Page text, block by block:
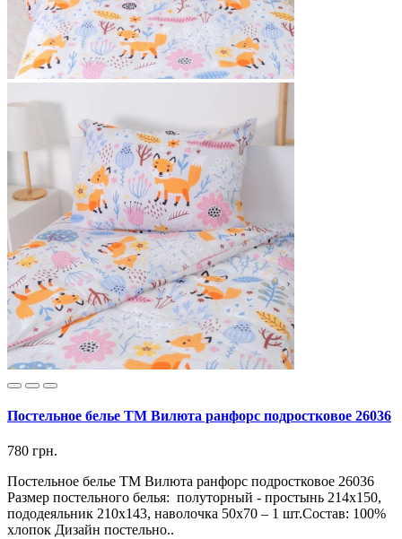
Постельное белье ТМ Вилюта ранфорс подростковое 26036
780 грн.
Постельное белье ТМ Вилюта ранфорс подростковое 26036
Размер постельного белья: полуторный - простынь 214х150,
пододеяльник 210х143, наволочка 50х70 – 1 шт. ​Состав: 100%
хлопок Дизайн постельно..